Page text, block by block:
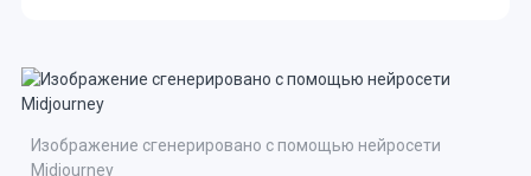
Изображение сгенерировано с помощью нейросети
Midjourney